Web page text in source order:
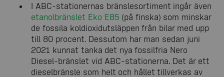
I ABC-stationernas bränslesortiment ingår även
etanolbränslet Eko E85 (på finska) som minskar
de fossila koldioxidutsläppen från bilar med upp
till 80 procent. Dessutom har man sedan juni
2021 kunnat tanka det nya fossilfria Nero
Diesel-bränslet vid ABC-stationerna. Det är ett
dieselbränsle som helt och hållet tillverkas av